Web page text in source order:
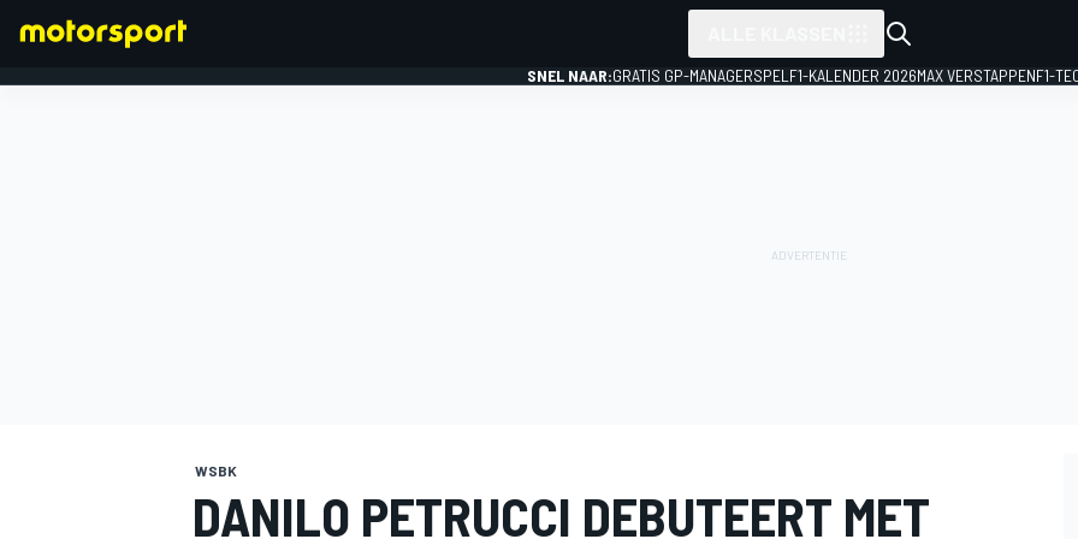
SNEL NAAR:GRATIS GP-MANAGERSPEL F1-KALENDER 2026MAX VERSTAPPENF1-
WSBK
DANILO PETRUCCI DEBUTEERT MET